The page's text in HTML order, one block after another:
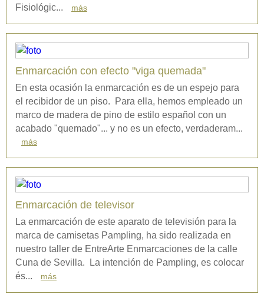
Fisiológic...
más
Enmarcación con efecto "viga quemada"
En esta ocasión la enmarcación es de un espejo para
el recibidor de un piso. Para ella, hemos empleado un
marco de madera de pino de estilo español con un
acabado "quemado"... y no es un efecto, verdaderam...
más
Enmarcación de televisor
La enmarcación de este aparato de televisión para la
marca de camisetas Pampling, ha sido realizada en
nuestro taller de EntreArte Enmarcaciones de la calle
Cuna de Sevilla. La intención de Pampling, es colocar
és...
más